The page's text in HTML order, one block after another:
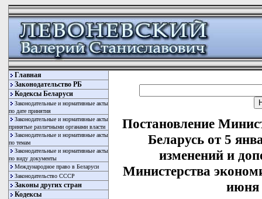
Главная
Законодательство РБ
Кодексы Беларуси
Законодательные и нормативные акты
по дате принятия
Законодательные и нормативные акты
принятые различными органами власти
Законодательные и нормативные акты
по темам
Законодательные и нормативные акты
по виду документы
Международное право в Беларуси
Законодательство СССР
Законы других стран
Кодексы
Постановление
Беларусь от 5
изменений и
Министерства
июня